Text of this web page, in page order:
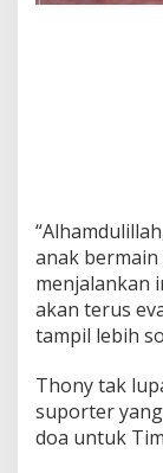
anak
menjalankan
akan terus
tampil lebih
Thony tak
suporter
doa untuk